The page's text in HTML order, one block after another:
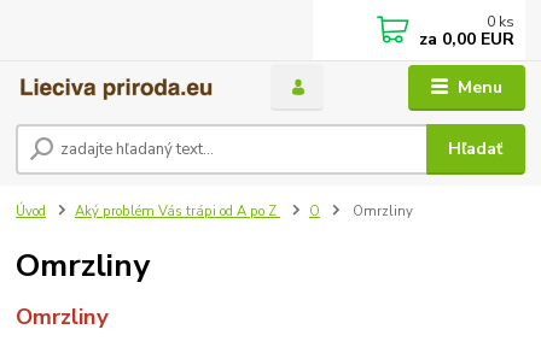
Menu
Hľadať
0 ks
za 0,00 EUR
Úvod Aký problém Vás trápi od A po Z O Omrzliny
Omrzliny
Omrzliny